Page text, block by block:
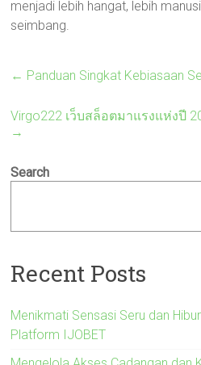
menjadi lebih hangat, lebih
seimbang.
← Panduan Singkat Kebiasaan
Virgo222 เว็บสล็อตมาแรงแห่งปี
→
Search
Recent Posts
Menikmati Sensasi Seru dan
Platform IJOBET